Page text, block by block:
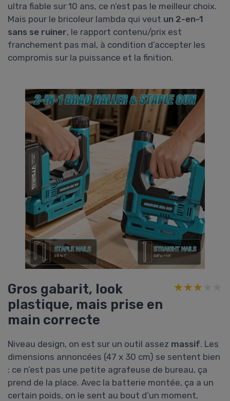
ultra fiable sur 10 ans, ce n’est pas le meilleur choix.
Mais pour le bricoleur lambda qui veut un 2-en-1
sans se ruiner, le rapport contenu/prix est
franchement pas mal, à condition d’accepter les
compromis sur la puissance et la finition.
Gros gabarit, look
plastique, mais prise en
main correcte
★★★★★
★★★★★
Niveau design, on est sur un outil assez massif. Les
dimensions annoncées (47 x 30 cm) se sentent bien
: ce n’est pas une petite agrafeuse de bureau, ça
prend de la place. Avec la batterie montée, ça a un
certain poids, on le sent au bout d’un moment,